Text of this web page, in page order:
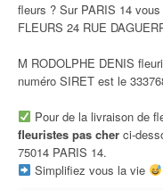
fleurs ? Sur PARIS 14
FLEURS 24 RUE
M RODOLPHE DENIS
numéro SIRET est le
Pour de la livraison de
fleuristes pas cher ci-
75014 PARIS 14.
Simplifiez vous la vie